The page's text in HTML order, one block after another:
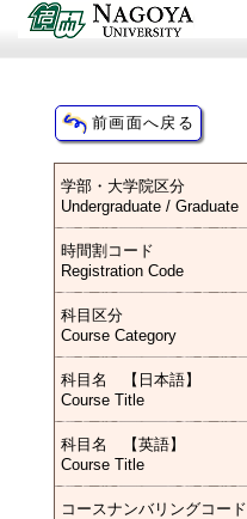
学部・大学院区分
Undergraduate / Graduate
時間割コード
Registration Code
科目区分
Course Category
科目名 【日本語】
Course Title
科目名 【英語】
Course Title
コースナンバリングコード